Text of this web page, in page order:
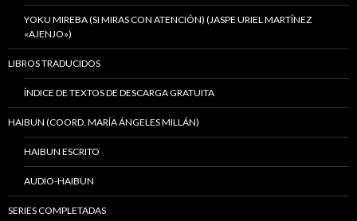
YOKU MIREBA (SI MIRAS CON ATENCIÓN) (JASPE URIEL MARTÍNEZ
«AJENJO»)
LIBROS TRADUCIDOS
ÍNDICE DE TEXTOS DE DESCARGA GRATUITA
HAIBUN (COORD. MARÍA ÁNGELES MILLÁN)
HAIBUN ESCRITO
AUDIO-HAIBUN
SERIES COMPLETADAS